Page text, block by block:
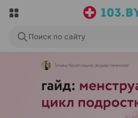
Поиск по сайту